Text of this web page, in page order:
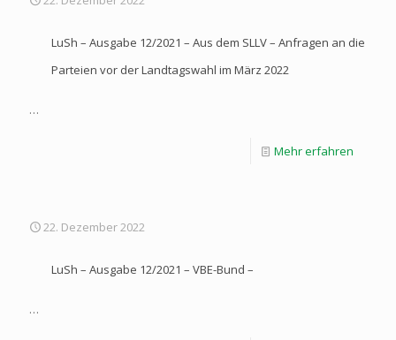
LuSh – Ausgabe 12/2021 – Aus dem SLLV – Anfragen an die
Parteien vor der Landtagswahl im März 2022
…
Mehr erfahren
22. Dezember 2022
LuSh – Ausgabe 12/2021 – VBE-Bund –
…